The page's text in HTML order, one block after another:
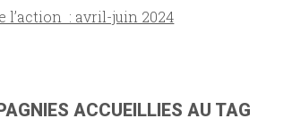
l’action : avril-juin 2024
ACCUEILLIES AU TAG